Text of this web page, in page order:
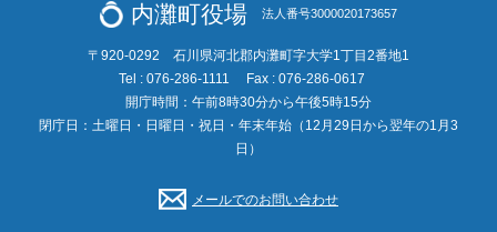
内灘町役場 法人番号3000020173657
〒920-0292 石川県河北郡内灘町字大学1丁目2番地1
Tel : 076-286-1111
Fax : 076-286-0617
開庁時間：午前8時30分から午後5時15分
閉庁日：土曜日・日曜日・祝日・年末年始（12月29日から翌年の1月3
日）
メールでのお問い合わせ